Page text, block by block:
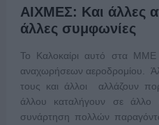
ΑΙΧΜΕΣ: Και άλλες
άλλες συμφωνίες
Το Καλοκαίρι αυτό στα ΜΜΕ
αναχωρήσεων αεροδρομίου.
τους και άλλοι αλλάζουν
άλλου καταλήγουν σε άλλο
συνάρτηση πολλών